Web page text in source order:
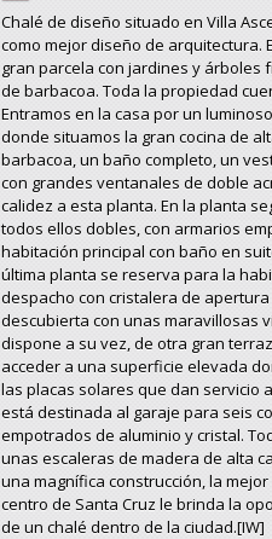
Chalé de diseño situado en Villa
como mejor diseño de arquitectura.
gran parcela con jardines y árboles
de barbacoa. Toda la propiedad
Entramos en la casa por un
donde situamos la gran cocina de
barbacoa, un baño completo, un
con grandes ventanales de doble
calidez a esta planta. En la planta
todos ellos dobles, con armarios
habitación principal con baño en
última planta se reserva para la
despacho con cristalera de
descubierta con unas maravillosas
dispone a su vez, de otra gran
acceder a una superficie elevada
las placas solares que dan servicio
está destinada al garaje para seis
empotrados de aluminio y cristal.
unas escaleras de madera de alta
una magnífica construcción, la
centro de Santa Cruz le brinda la
de un chalé dentro de la ciudad.[IW]